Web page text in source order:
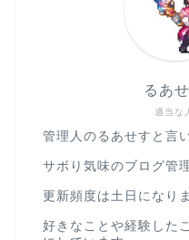
適当な
るあ
管理人のるあせすと言
サボり気味のブログ管
更新頻度は土日になり
好きなことや経験した